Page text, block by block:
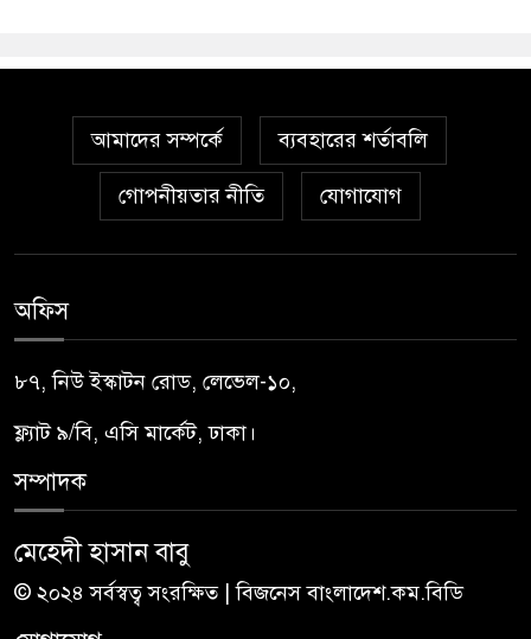
আমাদের সম্পর্কে ব্যবহারের শর্তাবলি
গোপনীয়তার নীতি যোগাযোগ
অফিস
৮৭, নিউ ইস্কাটন রোড, লেভেল-১০,
ফ্ল্যাট ৯/বি, এসি মার্কেট, ঢাকা।
সম্পাদক
মেহেদী হাসান বাবু
© ২০২৪ সর্বস্বত্ব সংরক্ষিত | বিজনেস বাংলাদেশ.কম.বিডি